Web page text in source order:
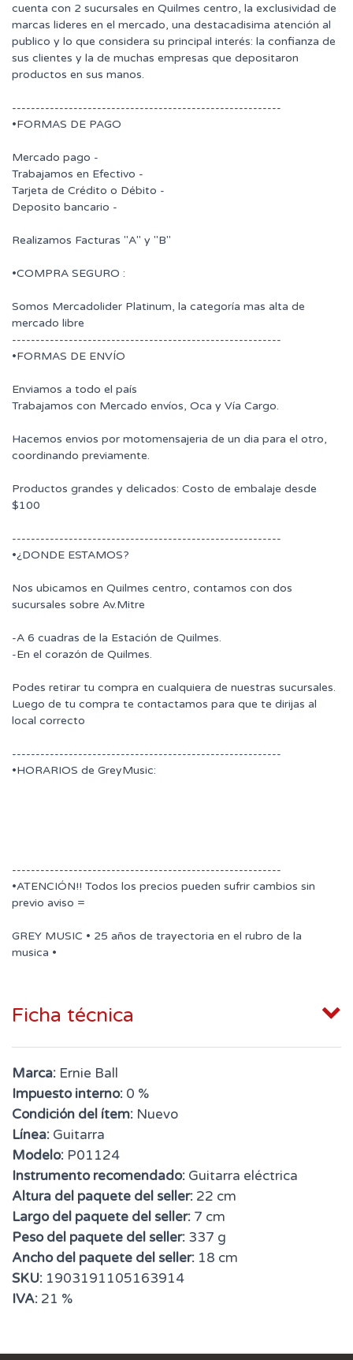
cuenta con 2 sucursales en Quilmes centro, la exclusividad de
marcas lideres en el mercado, una destacadisima atención al
publico y lo que considera su principal interés: la confianza de
sus clientes y la de muchas empresas que depositaron
productos en sus manos.
---------------------------------------------------------
•FORMAS DE PAGO
Mercado pago -
Trabajamos en Efectivo -
Tarjeta de Crédito o Débito -
Deposito bancario -
Realizamos Facturas "A" y "B"
•COMPRA SEGURO :
Somos Mercadolider Platinum, la categoría mas alta de
mercado libre
---------------------------------------------------------
•FORMAS DE ENVÍO
Enviamos a todo el país
Trabajamos con Mercado envíos, Oca y Vía Cargo.
Hacemos envios por motomensajeria de un dia para el otro,
coordinando previamente.
Productos grandes y delicados: Costo de embalaje desde
$100
---------------------------------------------------------
•¿DONDE ESTAMOS?
Nos ubicamos en Quilmes centro, contamos con dos
sucursales sobre Av.Mitre
-A 6 cuadras de la Estación de Quilmes.
-En el corazón de Quilmes.
Podes retirar tu compra en cualquiera de nuestras sucursales.
Luego de tu compra te contactamos para que te dirijas al
local correcto
---------------------------------------------------------
•HORARIOS de GreyMusic:
---------------------------------------------------------
•ATENCIÓN!! Todos los precios pueden sufrir cambios sin
previo aviso =
GREY MUSIC • 25 años de trayectoria en el rubro de la
musica •
Ficha técnica
Marca: Ernie Ball
Impuesto interno: 0 %
Condición del ítem: Nuevo
Línea: Guitarra
Modelo: P01124
Instrumento recomendado: Guitarra eléctrica
Altura del paquete del seller: 22 cm
Largo del paquete del seller: 7 cm
Peso del paquete del seller: 337 g
Ancho del paquete del seller: 18 cm
SKU: 1903191105163914
IVA: 21 %